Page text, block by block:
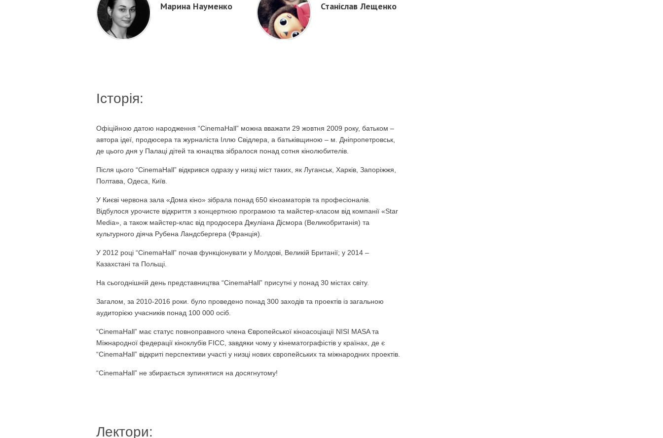
Марина Науменко Станіслав Лещенко
Історія:
Офіційною датою народження “CinemaHall” можна вважати 29 жовтня 2009 року, батьком –
автора ідеї, продюсера та журналіста Іллю Свідлера, а батьківщиною – м. Дніпропетровськ,
де цього дня у Палаці дітей та юнацтва зібралося понад сотня кінолюбителів.
Після цього “CinemaHall” відкрився одразу у низці міст таких, як Луганськ, Харків, Запоріжжя,
Полтава, Одеса, Київ.
У Києві червона зала «Дома кіно» зібрала понад 650 кіноаматорів та професіоналів.
Відбулося урочисте відкриття з концертною програмою та майстер-класом від компанії «Star
Media», а також майстер-клас від продюсера Джуліана Дісмора (Великобританія) та
культурного діяча Рубена Ландсбергера (Франція).
У 2012 році “CinemaHall” почав функціонувати у Молдові, Великій Британії; у 2014 –
Казахстані та Польщі.
На сьогоднішній день представництва “CinemaHall” присутні у понад 30 містах світу.
Загалом, за 2010-2016 роки. було проведено понад 300 заходів та проектів із загальною
аудиторією учасників понад 100 000 осіб.
“CinemaHall” має статус повноправного члена Європейської кіноасоціації NISI MASA та
Міжнародної федерації кіноклубів FICC, завдяки чому у кінематографістів у країнах, де є
“CinemaHall” відкриті перспективи участі у низці нових європейських та міжнародних проектів.
“CinemaHall” не збирається зупинятися на досягнутому!
Лектори: